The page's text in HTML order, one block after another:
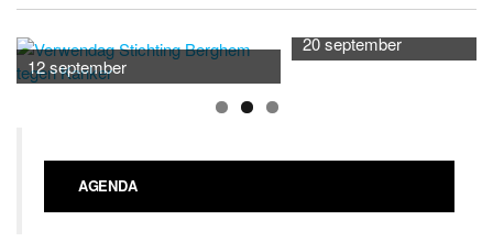
12 september
20 september
AGENDA